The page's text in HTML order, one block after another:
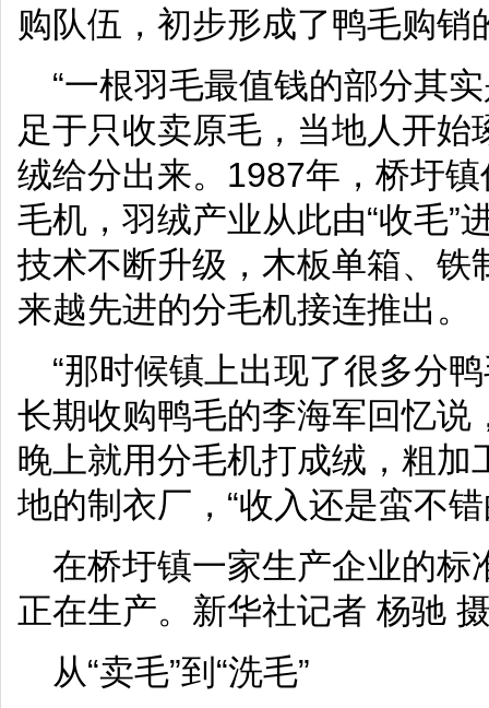
购队伍，初步形成了鸭毛购销
“一根羽毛最值钱的部分其
足于只收卖原毛，当地人开
绒给分出来。1987年，桥圩
毛机，羽绒产业从此由“收毛”
技术不断升级，木板单箱、
来越先进的分毛机接连推出。
“那时候镇上出现了很多分
长期收购鸭毛的李海军回忆说
晚上就用分毛机打成绒，粗加
地的制衣厂，“收入还是蛮不
在桥圩镇一家生产企业的标
正在生产。新华社记者 杨驰
从“卖毛”到“洗毛”